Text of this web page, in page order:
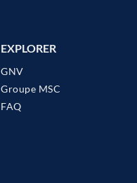
EXPLORER
GNV
Groupe MSC
FAQ